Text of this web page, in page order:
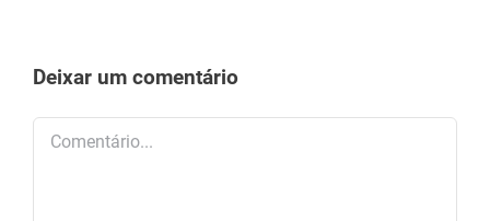
Deixar um comentário
Comentário